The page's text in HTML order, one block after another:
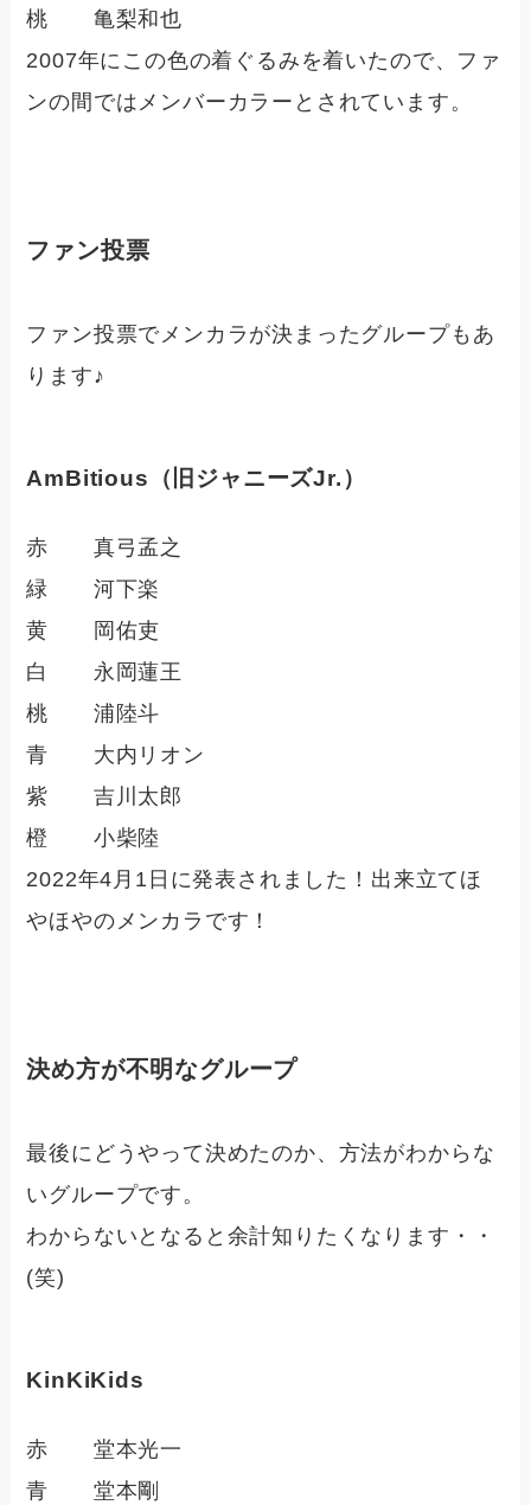
桃 亀梨和也
2007年にこの色の着ぐるみを着いたので、ファ
ンの間ではメンバーカラーとされています。
ファン投票
ファン投票でメンカラが決まったグループもあ
ります♪
AmBitious（旧ジャニーズJr.）
赤 真弓孟之
緑 河下楽
黄 岡佑吏
白 永岡蓮王
桃 浦陸斗
青 大内リオン
紫 吉川太郎
橙 小柴陸
2022年4月1日に発表されました！出来立てほ
やほやのメンカラです！
決め方が不明なグループ
最後にどうやって決めたのか、方法がわからな
いグループです。
わからないとなると余計知りたくなります・・
(笑)
KinKiKids
赤 堂本光一
青 堂本剛